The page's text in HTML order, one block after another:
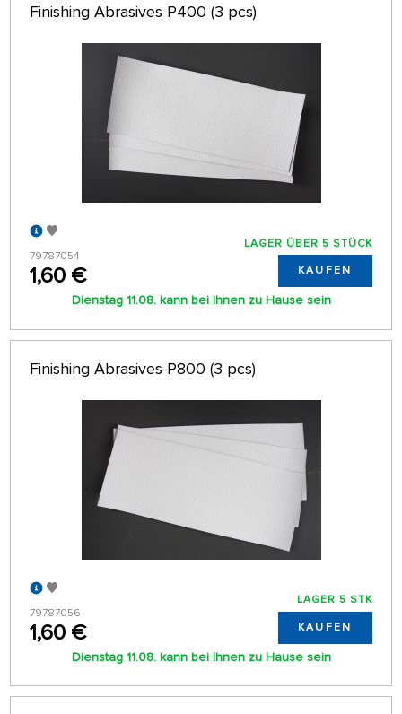
Finishing Abrasives P400 (3 pcs)
79787054
1,60 €
LAGER ÜBER 5 STÜCK
KAUFEN
Dienstag 11.08. kann bei Ihnen zu Hause sein
Finishing Abrasives P800 (3 pcs)
79787056
1,60 €
LAGER 5 STK
KAUFEN
Dienstag 11.08. kann bei Ihnen zu Hause sein